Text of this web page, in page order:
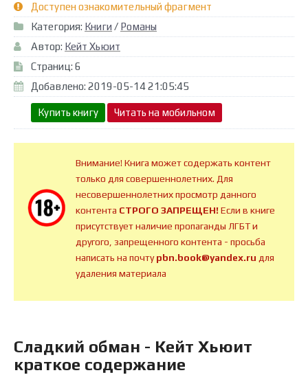
Доступен ознакомительный фрагмент
Категория: Книги / Романы
Автор: Кейт Хьюит
Страниц: 6
Добавлено: 2019-05-14 21:05:45
Купить книгу Читать на мобильном
Внимание! Книга может содержать контент
только для совершеннолетних. Для
несовершеннолетних просмотр данного
контента СТРОГО ЗАПРЕЩЕН!Если в книге
присутствует наличие пропаганды ЛГБТ и
другого, запрещенного контента - просьба
написать на почтуpbn.book@yandex.ru для
удаления материала
Сладкий обман - Кейт Хьюит
краткое содержание